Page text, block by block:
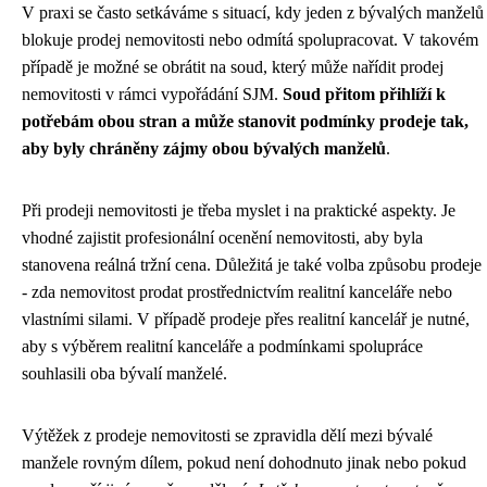
V praxi se často setkáváme s situací, kdy jeden z bývalých manželů
blokuje prodej nemovitosti nebo odmítá spolupracovat. V takovém
případě je možné se obrátit na soud, který může nařídit prodej
nemovitosti v rámci vypořádání SJM. Soud přitom přihlíží k
potřebám obou stran a může stanovit podmínky prodeje tak,
aby byly chráněny zájmy obou bývalých manželů.
Při prodeji nemovitosti je třeba myslet i na praktické aspekty. Je
vhodné zajistit profesionální ocenění nemovitosti, aby byla
stanovena reálná tržní cena. Důležitá je také volba způsobu prodeje
- zda nemovitost prodat prostřednictvím realitní kanceláře nebo
vlastními silami. V případě prodeje přes realitní kancelář je nutné,
aby s výběrem realitní kanceláře a podmínkami spolupráce
souhlasili oba bývalí manželé.
Výtěžek z prodeje nemovitosti se zpravidla dělí mezi bývalé
manžele rovným dílem, pokud není dohodnuto jinak nebo pokud